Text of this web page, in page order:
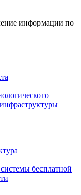
информации по
бесплатной